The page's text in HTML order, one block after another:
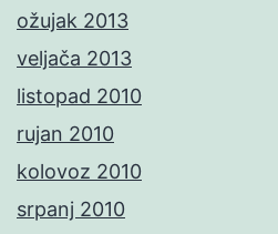
ožujak 2013
veljača 2013
listopad 2010
rujan 2010
kolovoz 2010
srpanj 2010